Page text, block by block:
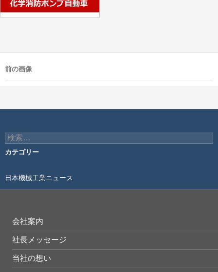
前の画像
検
索:
カテゴリー
日本機械工業ニュース
会社案内
社長メッセージ
当社の想い